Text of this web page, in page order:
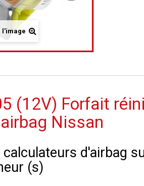
l'image
(12V) Forfait
Nissan
calculateurs d'airbag
(s)